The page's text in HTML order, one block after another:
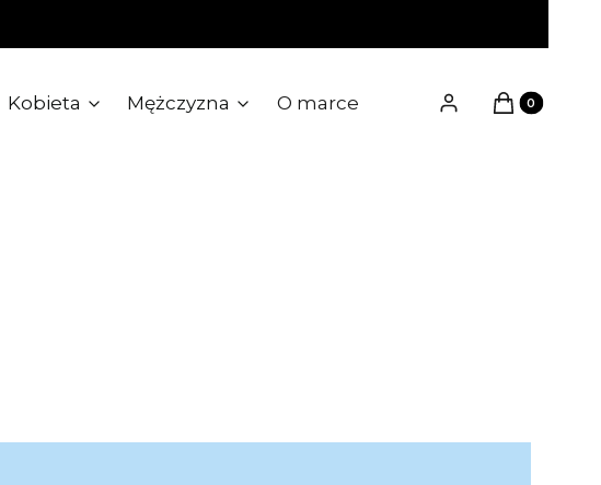
Kobieta Mężczyzna O marce Zaloguj sięProdukty w
Koszyk